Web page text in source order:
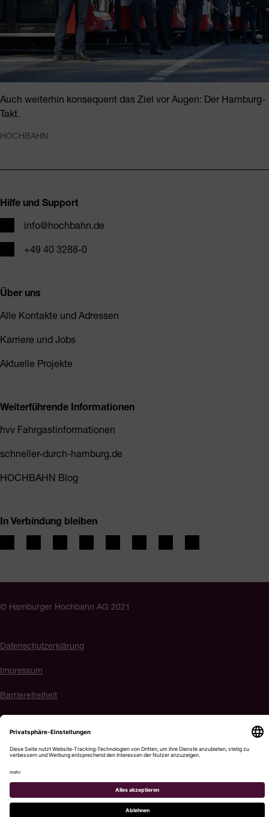
Auch weiterhin konsequent das Ziel vor Augen: Der Hamburg-
Takt.
HOCHBAHN
Hilfe und Support
E-Mailinfo@hochbahn.de
Telefon+49 40 3288-0
Über uns
Alle Kontakte und Adressen
Karriere und Jobs
Aktuelle Projekte
Weiterführende Informationen
hvv Fahrgastinformationen
schneller-durch-hamburg.de
HOCHBAHN Blog
In Verbindung bleiben
© Hamburger Hochbahn AG 2021
Datenschutzerklärung
Impressum
Barrierefreiheit
Cookie-Einstellungen